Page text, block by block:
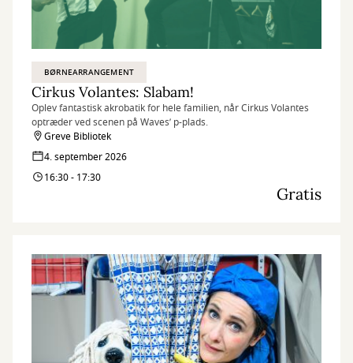
BØRNEARRANGEMENT
Cirkus Volantes: Slabam!
Oplev fantastisk akrobatik for hele familien, når Cirkus Volantes
optræder ved scenen på Waves’ p-plads.
Greve Bibliotek
4. september 2026
16:30 - 17:30
Gratis